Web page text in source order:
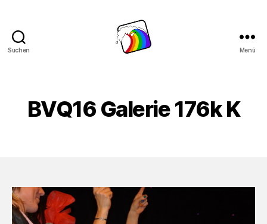
Suchen Menü
BVQ16 Galerie 176k K